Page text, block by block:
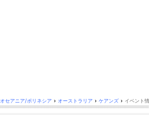
オセアニア/ポリネシア › オーストラリア › ケアンズ › イベント